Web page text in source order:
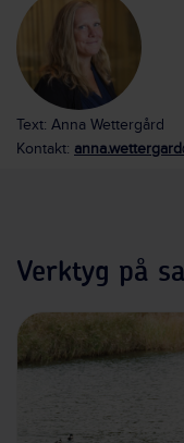
Text: Anna Wettergård
Kontakt:
Verktyg på